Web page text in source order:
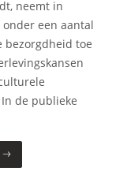
neemt in
een aantal
bezorgd­heid toe
de publie­ke